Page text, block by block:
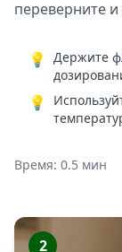
переверните и
💡
Держите
💡
Время: 0.5 мин
2